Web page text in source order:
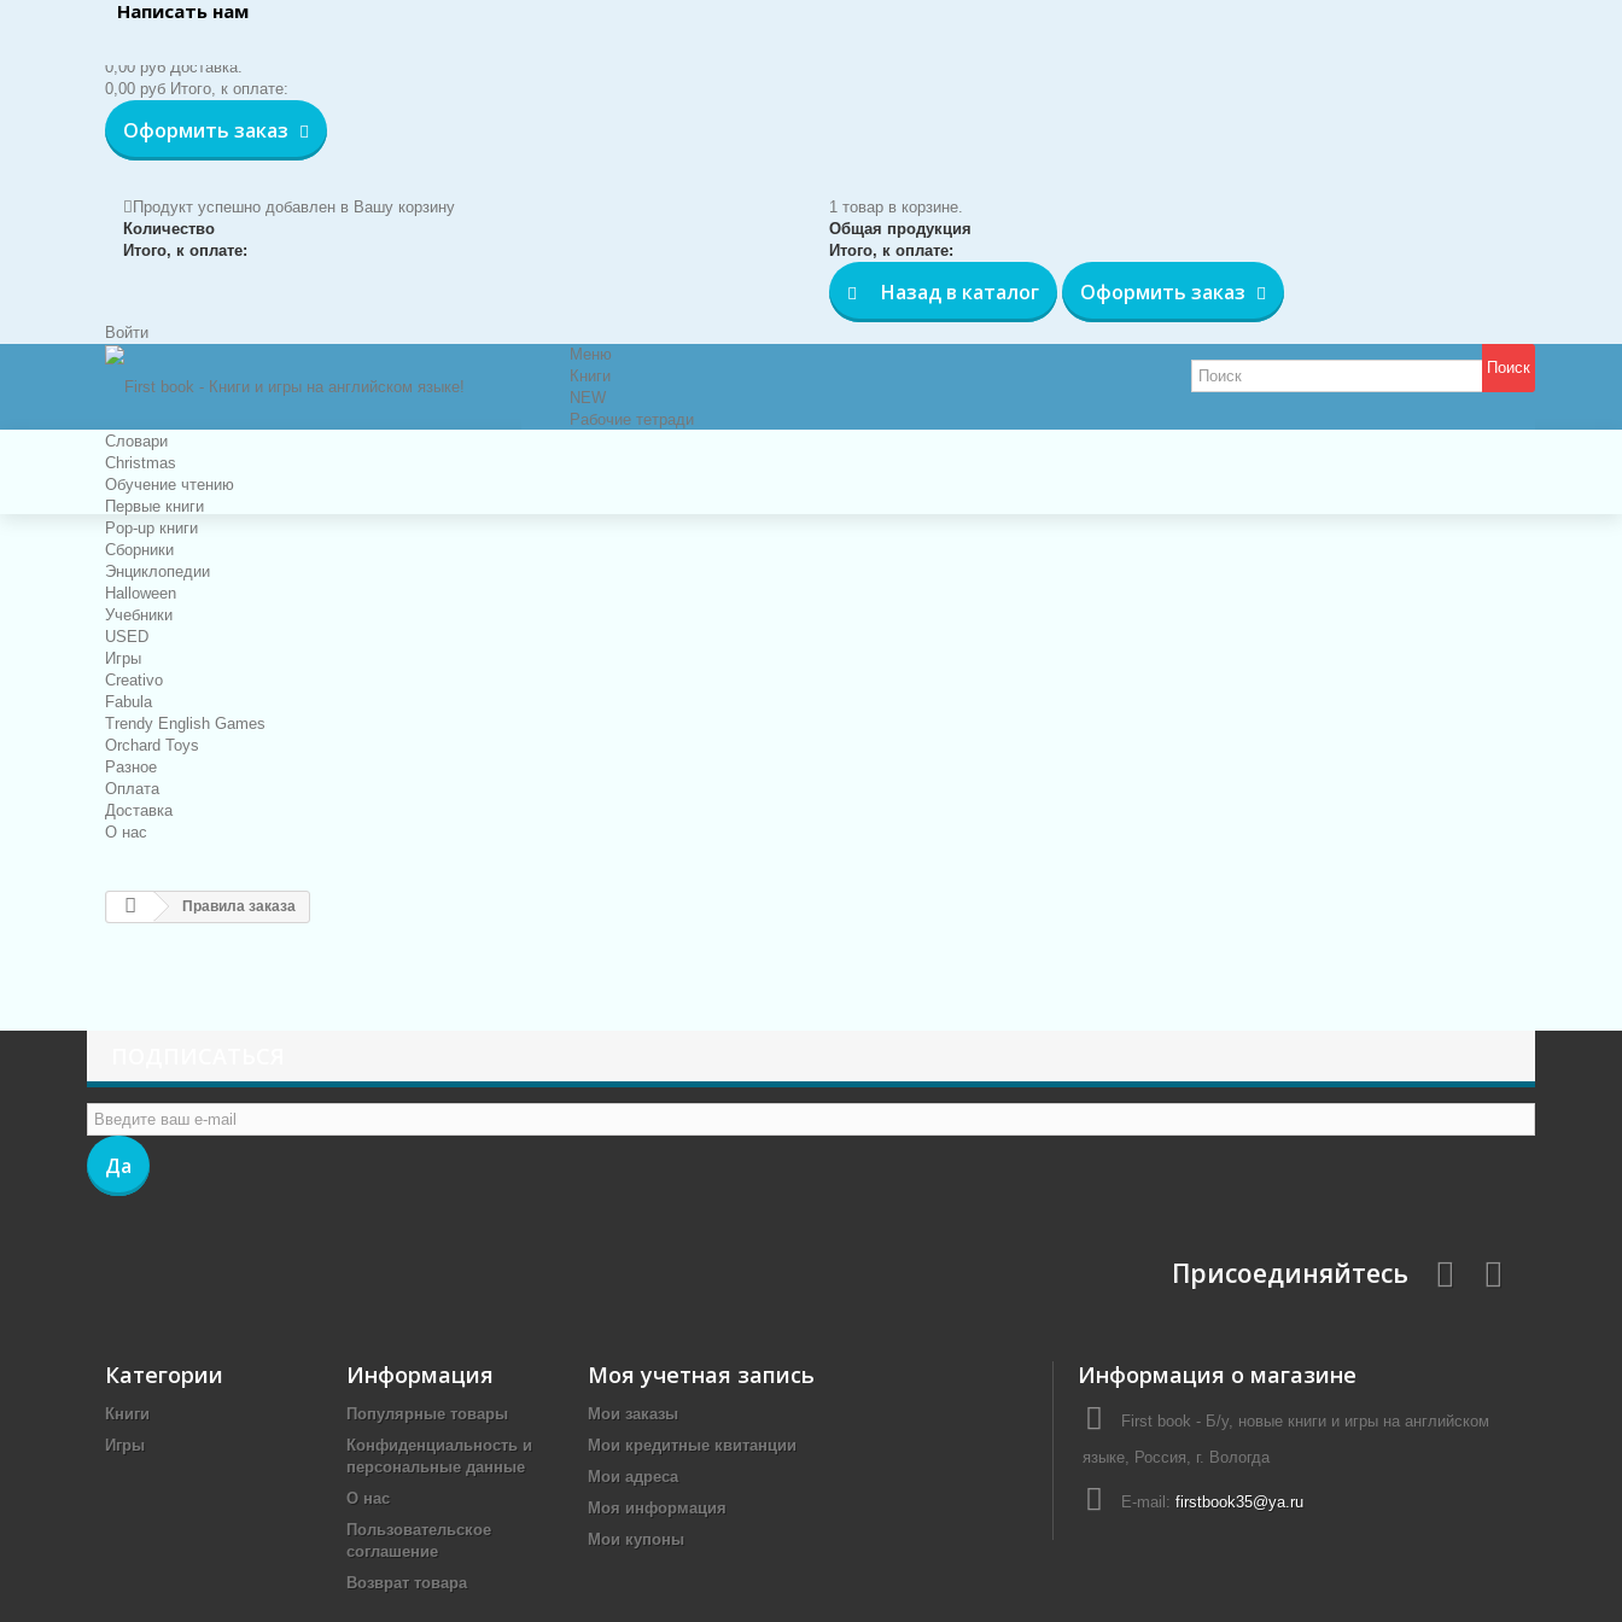
Написать нам
0,00 руб Доставка:
0,00 руб Итого, к оплате:
Оформить заказ
Продукт успешно добавлен в Вашу корзину
Количество
Итого, к оплате:
1 товар в корзине.
Общая продукция
Итого, к оплате:
Назад в каталог Оформить заказ
Войти
Поиск
Меню
Книги
NEW
Рабочие тетради
Словари
Christmas
Обучение чтению
Первые книги
Pop-up книги
Сборники
Энциклопедии
Halloween
Учебники
USED
Игры
Creativo
Fabula
Trendy English Games
Orchard Toys
Разное
Оплата
Доставка
О нас
Правила заказа
Да
Присоединяйтесь
Категории
Книги
Игры
Информация
Популярные товары
Конфиденциальность и
персональные данные
О нас
Пользовательское
соглашение
Возврат товара
Моя учетная запись
Мои заказы
Мои кредитные квитанции
Мои адреса
Моя информация
Мои купоны
Информация о магазине
First book - Б/у, новые книги и игры на английском
языке, Россия, г. Вологда
E-mail: firstbook35@ya.ru